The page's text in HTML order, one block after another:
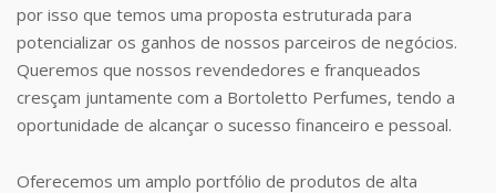
por isso que temos uma proposta estruturada para
potencializar os ganhos de nossos parceiros de negócios.
Queremos que nossos revendedores e franqueados
cresçam juntamente com a Bortoletto Perfumes, tendo a
oportunidade de alcançar o sucesso financeiro e pessoal.
Oferecemos um amplo portfólio de produtos de alta